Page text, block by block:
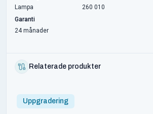
Lampa
260 010
Garanti
24 månader
Relaterade produkter
Uppgradering